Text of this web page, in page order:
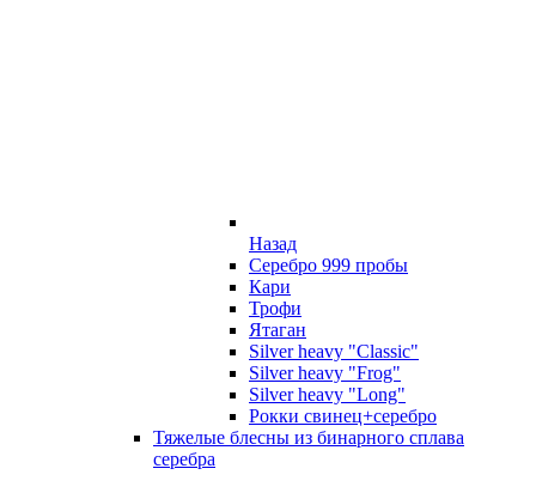
Назад
Серебро 999 пробы
Кари
Трофи
Ятаган
Silver heavy "Classic"
Silver heavy "Frog"
Silver heavy "Long"
Рокки свинец+серебро
Тяжелые блесны из бинарного сплава
серебра